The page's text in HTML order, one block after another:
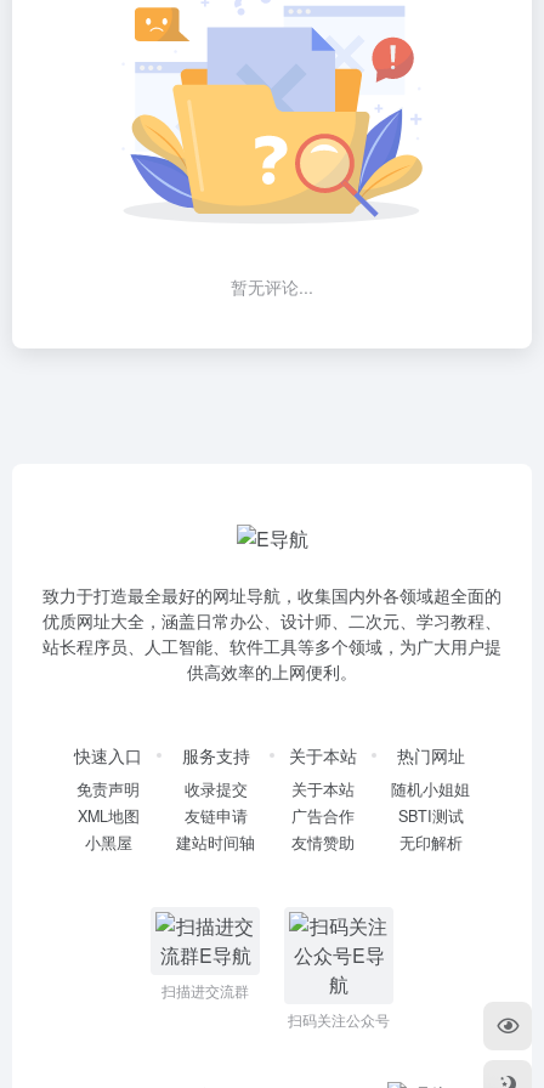
暂无评论...
致力于打造最全最好的网址导航，收集国内外各领域超全面的
优质网址大全，涵盖日常办公、设计师、二次元、学习教程、
站长程序员、人工智能、软件工具等多个领域，为广大用户提
供高效率的上网便利。
快速入口
免责声明
XML地图
小黑屋
服务支持
收录提交
友链申请
建站时间轴
关于本站
关于本站
广告合作
友情赞助
热门网址
随机小姐姐
SBTI测试
无印解析
扫描进交流群
扫码关注公众号